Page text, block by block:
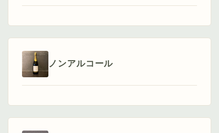
ノンアルコール